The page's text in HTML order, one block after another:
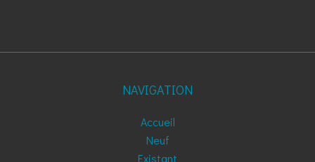
NAVIGATION
Accueil
Neuf
Existant